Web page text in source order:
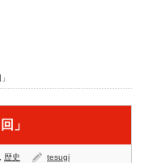
」
歴史 tesugi